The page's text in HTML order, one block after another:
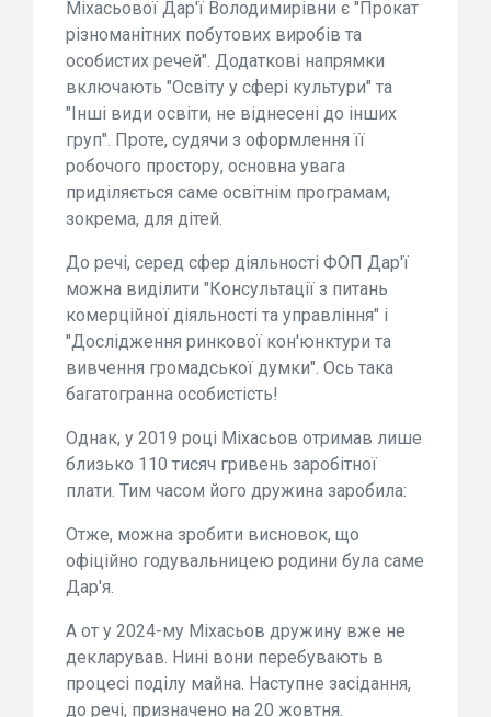
Міхасьової Дар'ї Володимирівни є "Прокат
різноманітних побутових виробів та
особистих речей". Додаткові напрямки
включають "Освіту у сфері культури" та
"Інші види освіти, не віднесені до інших
груп". Проте, судячи з оформлення її
робочого простору, основна увага
приділяється саме освітнім програмам,
зокрема, для дітей.
До речі, серед сфер діяльності ФОП Дар'ї
можна виділити "Консультації з питань
комерційної діяльності та управління" і
"Дослідження ринкової кон'юнктури та
вивчення громадської думки". Ось така
багатогранна особистість!
Однак, у 2019 році Міхасьов отримав лише
близько 110 тисяч гривень заробітної
плати. Тим часом його дружина заробила:
Отже, можна зробити висновок, що
офіційно годувальницею родини була саме
Дар'я.
А от у 2024-му Міхасьов дружину вже не
декларував. Нині вони перебувають в
процесі поділу майна. Наступне засідання,
до речі, призначено на 20 жовтня.